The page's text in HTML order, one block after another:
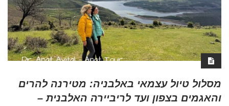
מסלול טיול עצמאי באלבניה: מטירנה להרים
והאגמים בצפון ועד לריביירה האלבנית –